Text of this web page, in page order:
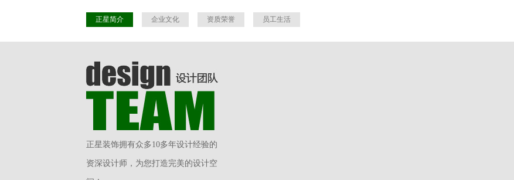
正星简介 企业文化 资质荣誉 员工生活
正星装饰拥有众多10多年设计经验的
资深设计师，为您打造完美的设计空